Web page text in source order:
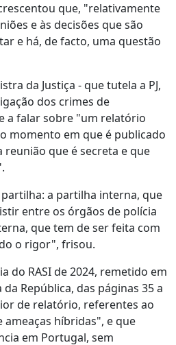
que, "relativamente
e às decisões que são
e há, de facto, uma questão
da Justiça - que tutela a PJ,
dos crimes de
a falar sobre "um relatório
momento em que é publicado
reunião que é secreta e que
a partilha interna, que
entre os órgãos de polícia
que tem de ser feita com
o rigor", frisou.
do RASI de 2024, remetido em
República, das páginas 35 a
de relatório, referentes ao
híbridas", e que
em Portugal, sem